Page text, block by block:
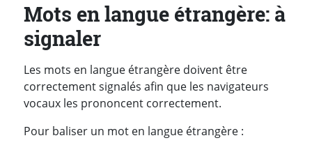
Mots en langue étrangère: à
signaler
Les mots en langue étrangère doivent être
correctement signalés afin que les navigateurs
vocaux les prononcent correctement.
Pour baliser un mot en langue étrangère :